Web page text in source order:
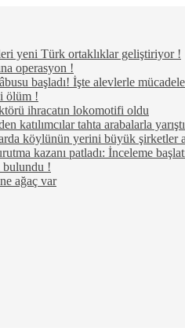
yeni Türk ortaklıklar geliştiriyor !
operasyon !
başladı! İşte alevlerle
ölüm !
ihracatın lokomotifi oldu
katılımcılar tahta arabalarla
köylünün yerini büyük şirketler
kazanı patladı: İnceleme
bulundu !
ağaç var